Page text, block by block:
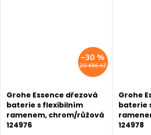
20 486 Kč
–30 %
Grohe Essence dřezová
baterie s flexibilním
ramenem, chrom/růžová
124976
Grohe
baterie
124978